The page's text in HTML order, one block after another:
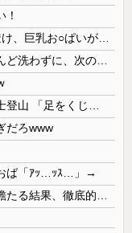
！
だろwww
ば「ｱｯ…ｯｽ…」→